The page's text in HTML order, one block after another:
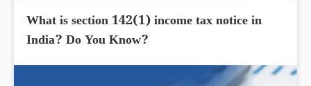
What is section 142(1) income tax notice in
India? Do You Know?